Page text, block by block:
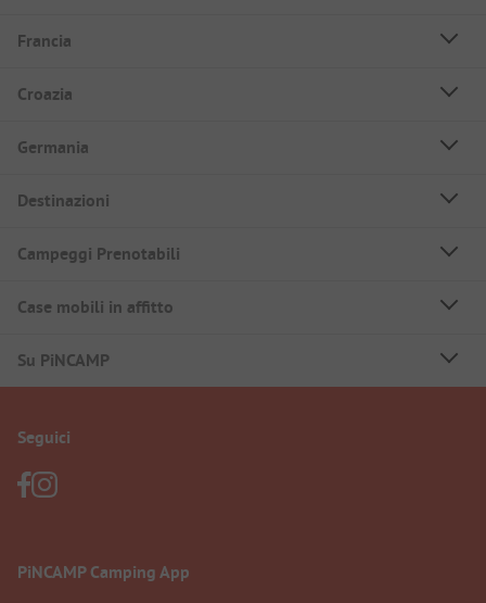
Francia
Croazia
Germania
Destinazioni
Campeggi Prenotabili
Case mobili in affitto
Su PiNCAMP
Seguici
PiNCAMP Camping App